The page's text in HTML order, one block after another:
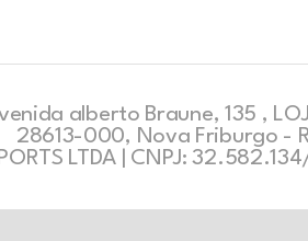
alberto Braune, 135 ,
28613-000, Nova Friburgo -
LTDA | CNPJ: